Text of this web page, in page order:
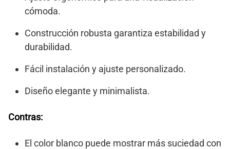
cómoda.
Construcción robusta garantiza estabilidad y
durabilidad.
Fácil instalación y ajuste personalizado.
Diseño elegante y minimalista.
Contras:
El color blanco puede mostrar más suciedad con